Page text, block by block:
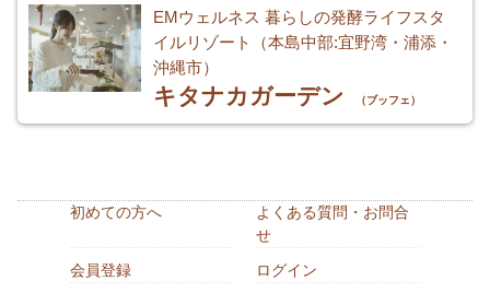
EMウェルネス 暮らしの発酵ライフスタ
イルリゾート（本島中部:宜野湾・浦添・
沖縄市）
キタナカガーデン （ブッフェ）
初めての方へ
よくある質問・お問合
せ
会員登録
ログイン